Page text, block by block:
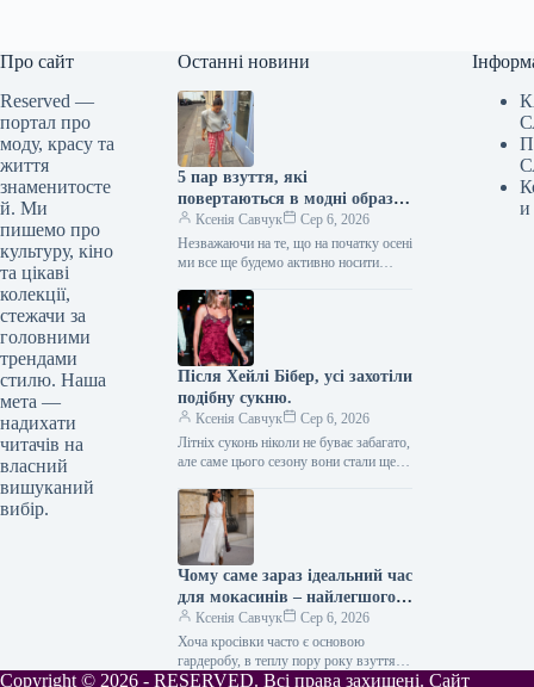
Про сайт
Reserved —
портал про
моду, красу та
життя
знаменитосте
й. Ми
пишемо про
культуру, кіно
та цікаві
колекції,
стежачи за
головними
трендами
стилю. Наша
мета —
надихати
читачів на
власний
вишуканий
вибір.
Останні новини
5 пар взуття, які
повертаються в модні образи
з приходом осені
Ксенія Савчук
Сер 6, 2026
Незважаючи на те, що на початку осені
ми все ще будемо активно носити
матимемо…
Після Хейлі Бібер, усі захотіли
подібну сукню.
Ксенія Савчук
Сер 6, 2026
Літніх суконь ніколи не буває забагато,
але саме цього сезону вони стали ще
остаточно відмовляються від…
Чому саме зараз ідеальний час
для мокасинів – найлегшого
закритого взуття
Ксенія Савчук
Сер 6, 2026
Хоча кросівки часто є основою
гардеробу, в теплу пору року взуття
має бути особливо легким та
и
Copyright © 2026 - RESERVED. Всі права захищені. Сайт